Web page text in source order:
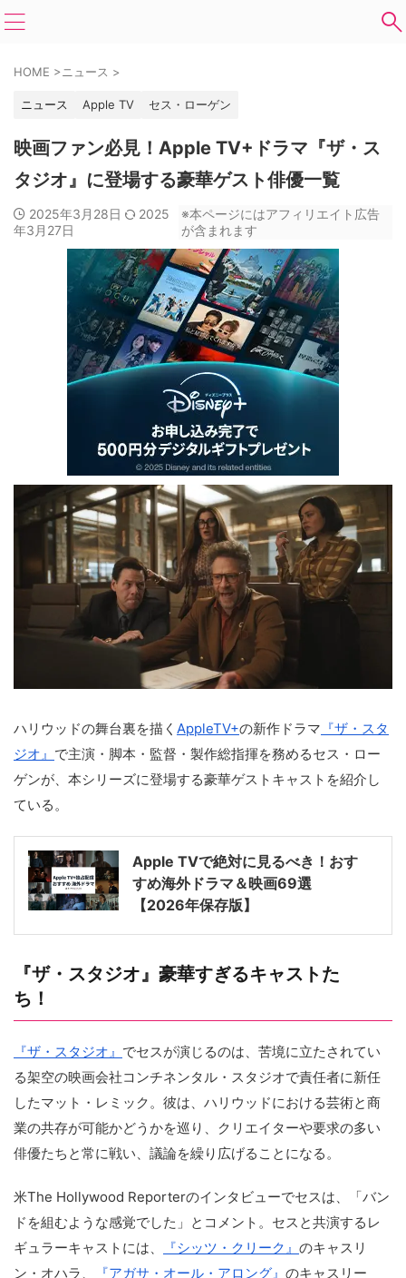
HOME >ニュース >
ニュース Apple TV セス・ローゲン
映画ファン必見！Apple TV+ドラマ『ザ・ス
タジオ』に登場する豪華ゲスト俳優一覧
2025年3月28日
2025
年3月27日
※本ページにはアフィリエイト広告
が含まれます
ハリウッドの舞台裏を描く AppleTV+の新作ドラマ 『ザ・スタ
ジオ』 で主演・脚本・監督・製作総指揮を務めるセス・ロー
ゲンが、本シリーズに登場する豪華ゲストキャストを紹介し
ている。
Apple TVで絶対に見るべき！おす
すめ海外ドラマ＆映画69選
【2026年保存版】
『ザ・スタジオ』豪華すぎるキャストた
ち！
『ザ・スタジオ』 でセスが演じるのは、苦境に立たされてい
る架空の映画会社コンチネンタル・スタジオで責任者に新任
したマット・レミック。彼は、ハリウッドにおける芸術と商
業の共存が可能かどうかを巡り、クリエイターや要求の多い
俳優たちと常に戦い、議論を繰り広げることになる。
米The Hollywood Reporterのインタビューでセスは、「バン
ドを組むような感覚でした」とコメント。セスと共演するレ
ギュラーキャストには、
『シッツ・クリーク』 のキャスリ
ン・オハラ、
『アガサ・オール・アロング』 のキャスリー